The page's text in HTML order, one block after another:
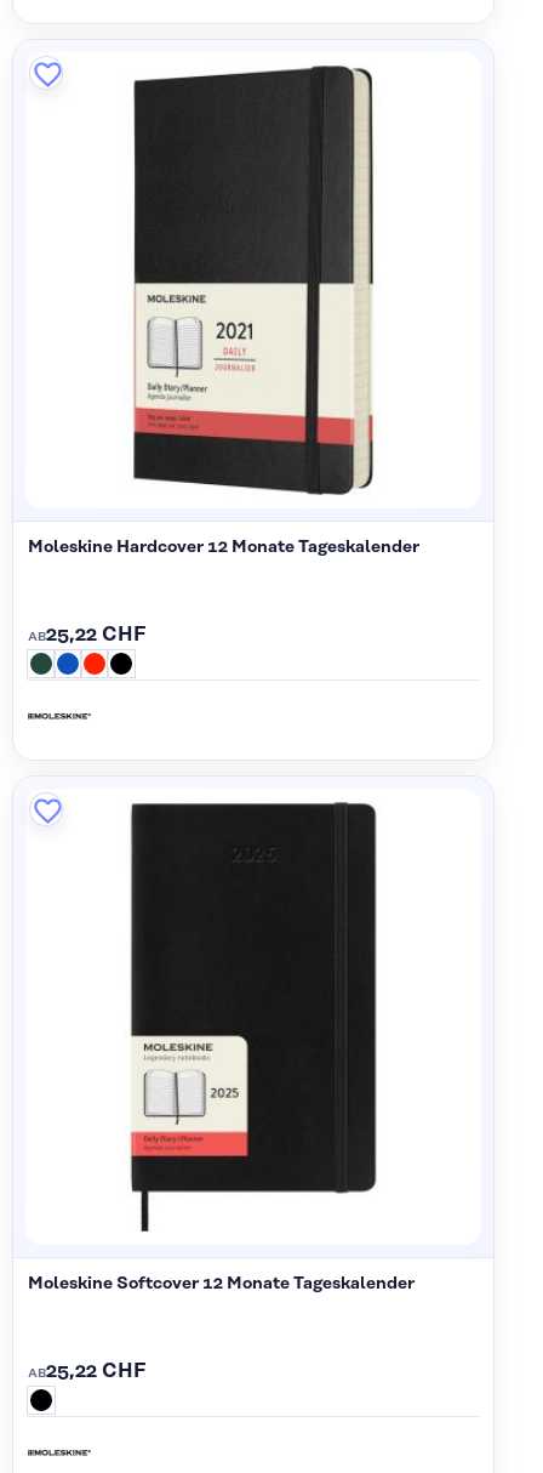
Moleskine Hardcover 12 Monate Tageskalender
AB25,22 CHF
Moleskine Softcover 12 Monate Tageskalender
AB25,22 CHF